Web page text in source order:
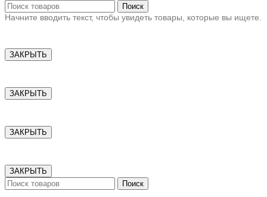
Поиск
Начните вводить текст, чтобы увидеть товары, которые вы ищете.
ЗАКРЫТЬ
ЗАКРЫТЬ
ЗАКРЫТЬ
ЗАКРЫТЬ
Поиск